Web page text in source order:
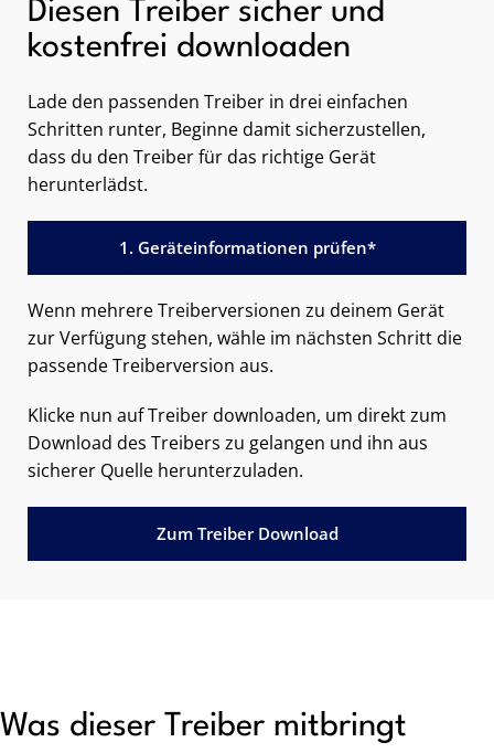
Diesen Treiber sicher und
kostenfrei downloaden
Lade den passenden Treiber in drei einfachen
Schritten runter, Beginne damit sicherzustellen,
dass du den Treiber für das richtige Gerät
herunterlädst.
1. Geräteinformationen prüfen*
Wenn mehrere Treiberversionen zu deinem Gerät
zur Verfügung stehen, wähle im nächsten Schritt die
passende Treiberversion aus.
Klicke nun auf Treiber downloaden, um direkt zum
Download des Treibers zu gelangen und ihn aus
sicherer Quelle herunterzuladen.
Zum Treiber Download
Was dieser Treiber mitbringt